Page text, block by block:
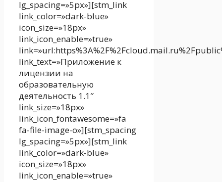
lg_spacing=»5px»][stm_link
link_color=»dark-blue»
icon_size=»18px»
link_icon_enable=»true»
link_text=»Приложение к
лицензии на
образовательную
деятельность 1.1″
link_size=»18px»
link_icon_fontawesome=»fa
fa-file-image-o»][stm_spacing
lg_spacing=»5px»][stm_link
link_color=»dark-blue»
icon_size=»18px»
link_icon_enable=»true»